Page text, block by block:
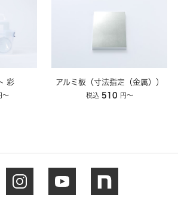
彩
〜
アルミ板（寸法指定（金属））
税込 510 円～